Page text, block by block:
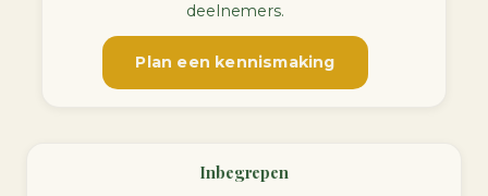
deelnemers.
Plan een kennismaking
Inbegrepen